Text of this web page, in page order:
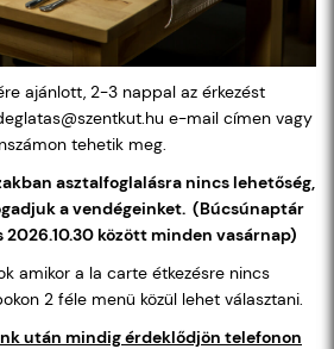
ajánlott, 2-3 nappal az érkezést
e-mail címen vagy
tehetik meg.
asztalfoglalásra nincs lehetőség,
a vendégeinket. (Búcsúnaptár
között minden vasárnap)
amikor a la carte étkezésre nincs
2 féle menü közül lehet választani.
után mindig érdeklődjön telefonon